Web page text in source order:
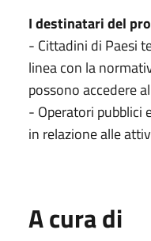
I destinatari del
- Cittadini di Paesi
linea con la
possono accedere
- Operatori pubblici
in relazione alle
A cura di